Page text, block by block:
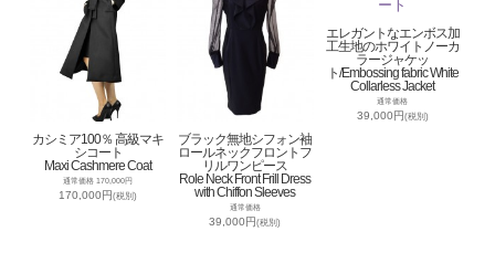
カシミア100％ 高級マキ
シコート
Maxi Cashmere Coat
通常価格 170,000円
170,000円(税別)
ブラック無地シフォン袖
ロールネックフロントフ
リルワンピース
Role Neck Front Frill Dress
with Chiffon Sleeves
通常価格
39,000円(税別)
エレガントなエンボス加
工生地のホワイトノーカ
ラージャケッ
ト/Embossing fabric White
Collarless Jacket
通常価格
39,000円(税別)